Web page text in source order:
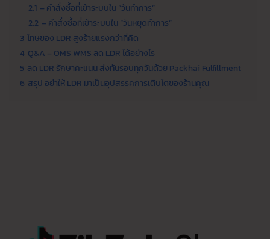
2.1 – คำสั่งซื้อที่เข้าระบบใน “วันทำการ”
2.2 – คำสั่งซื้อที่เข้าระบบใน “วันหยุดทำการ”
3 โทษของ LDR สูงร้ายแรงกว่าที่คิด
4 Q&A – OMS WMS ลด LDR ได้อย่างไร
5 ลด LDR รักษาคะแนน ส่งทันรอบทุกวันด้วย Packhai Fulfillment
6 สรุป อย่าให้ LDR มาเป็นอุปสรรคการเติบโตของร้านคุณ